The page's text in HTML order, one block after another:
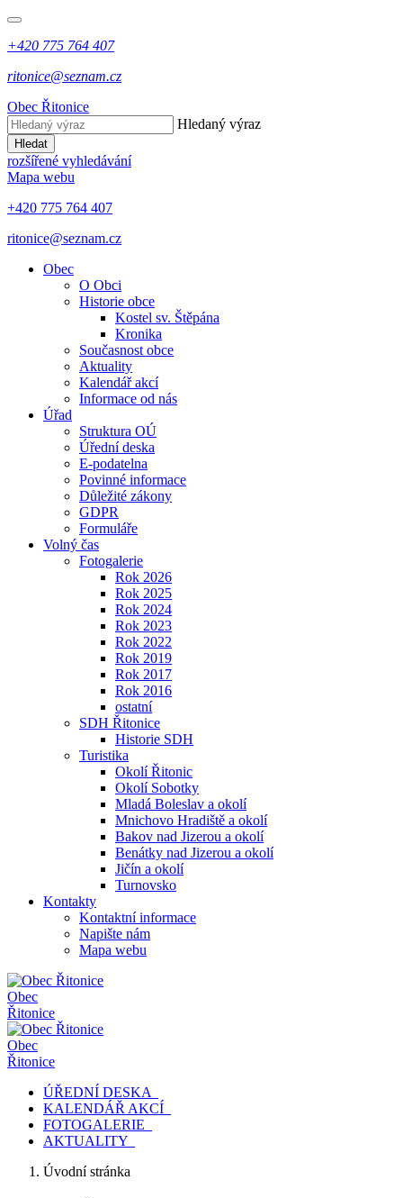
+420 775 764 407
ritonice@seznam.cz
Obec Řitonice
Hledaný výraz
Hledat
rozšířené vyhledávání
Mapa webu
+420 775 764 407
ritonice@seznam.cz
Obec
O Obci
Historie obce
Kostel sv. Štěpána
Kronika
Současnost obce
Aktuality
Kalendář akcí
Informace od nás
Úřad
Struktura OÚ
Úřední deska
E-podatelna
Povinné informace
Důležité zákony
GDPR
Formuláře
Volný čas
Fotogalerie
Rok 2026
Rok 2025
Rok 2024
Rok 2023
Rok 2022
Rok 2019
Rok 2017
Rok 2016
ostatní
SDH Řitonice
Historie SDH
Turistika
Okolí Řitonic
Okolí Sobotky
Mladá Boleslav a okolí
Mnichovo Hradiště a okolí
Bakov nad Jizerou a okolí
Benátky nad Jizerou a okolí
Jičín a okolí
Turnovsko
Kontakty
Kontaktní informace
Napište nám
Mapa webu
Obec
Řitonice
Obec
Řitonice
ÚŘEDNÍ DESKA
KALENDÁŘ AKCÍ
FOTOGALERIE
AKTUALITY
Úvodní stránka